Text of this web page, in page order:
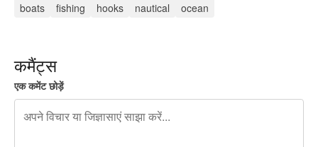
boats fishing hooks nautical ocean
कमैंट्स
एक कमेंट छोड़ें